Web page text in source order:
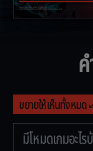
ขยายให้เห็นทั้งหมด
มีโหมดเกมอะไ